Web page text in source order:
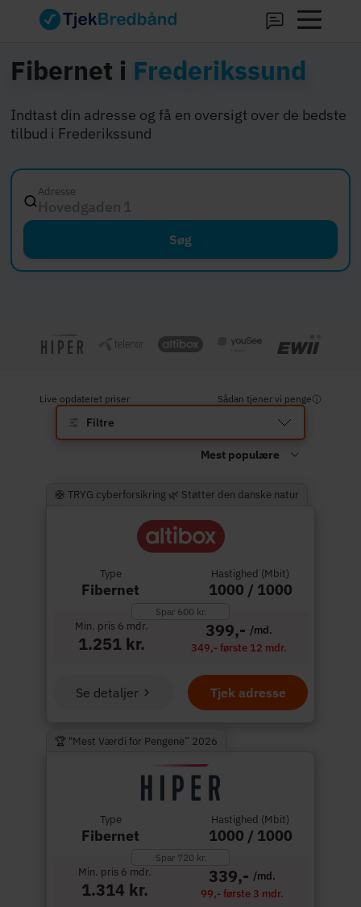
Fibernet i Frederikssund
Indtast din adresse og få en oversigt over de bedste
tilbud i Frederikssund
Adresse
Hovedgaden 12, 8000
Søg
Live opdateret priser Sådan tjener vi penge
Filtre
🛟 TRYG cyberforsikring 🌿 Støtter den danske natur
Type
Fibernet
Hastighed (Mbit)
1000 / 1000
Spar 600 kr.
Min. pris 6 mdr.
1.251 kr.
399,- /md.
349,- første 12 mdr.
Tjek adresse
Se detaljer
🏆 "Mest Værdi for Pengene” 2026
Type
Fibernet
Hastighed (Mbit)
1000 / 1000
Spar 720 kr.
Min. pris 6 mdr.
1.314 kr.
339,- /md.
99,- første 3 mdr.